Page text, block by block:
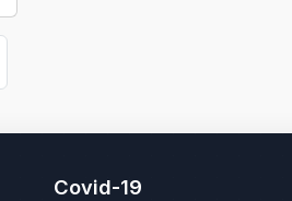
Covid-19